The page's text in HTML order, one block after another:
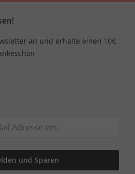
an und erhalte einen 10€
und Sparen